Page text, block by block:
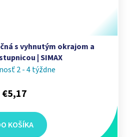
s vyhnutým okrajom a
| SIMAX
2 - 4 týždne
€5,17
KOŠÍKA